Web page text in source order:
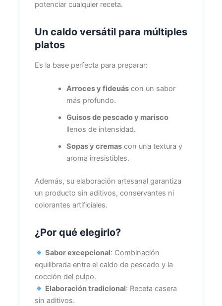
potenciar cualquier receta.
Un caldo versátil para múltiples
platos
Es la base perfecta para preparar:
Arroces y fideuáscon un sabor
más profundo.
Guisos de pescado y marisco
llenos de intensidad.
Sopas y cremascon una textura y
aroma irresistibles.
Además, su elaboración artesanal garantiza
un producto sin aditivos, conservantes ni
colorantes artificiales.
¿Por qué elegirlo?
Sabor excepcional: Combinación
equilibrada entre el caldo de pescado y la
cocción del pulpo.
Elaboración tradicional: Receta casera
sin aditivos.